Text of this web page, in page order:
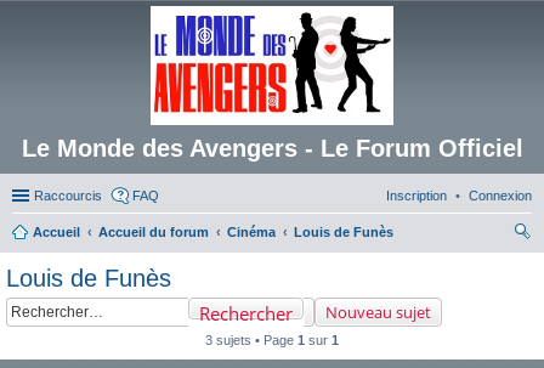
Le Monde des Avengers - Le Forum Officiel
Raccourcis FAQ Connexion
Inscription
Accueil Accueil du forum Cinéma
Louis de Funès
Louis de Funès
Nouveau sujet
Rechercher
3 sujets • Page 1 sur 1